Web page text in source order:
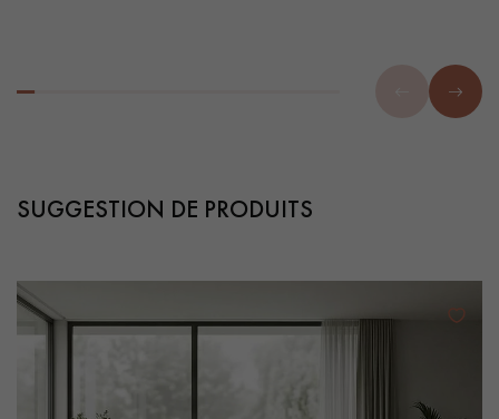
SUGGESTION DE PRODUITS